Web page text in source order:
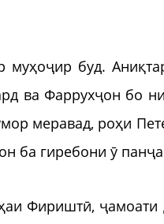
буд.
ва Фаррухҷон бо
меравад, роҳи
ба гиребони ӯ панҷа
Фириштӣ,